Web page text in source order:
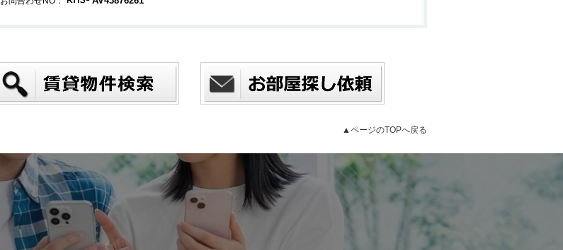
▲ページのTOPへ戻る